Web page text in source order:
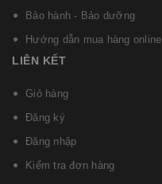
Bảo hành - Bảo dưỡng
Hướng dẫn mua hàng online
LIÊN KẾT
Giỏ hàng
Đăng ký
Đăng nhập
Kiểm tra đơn hàng